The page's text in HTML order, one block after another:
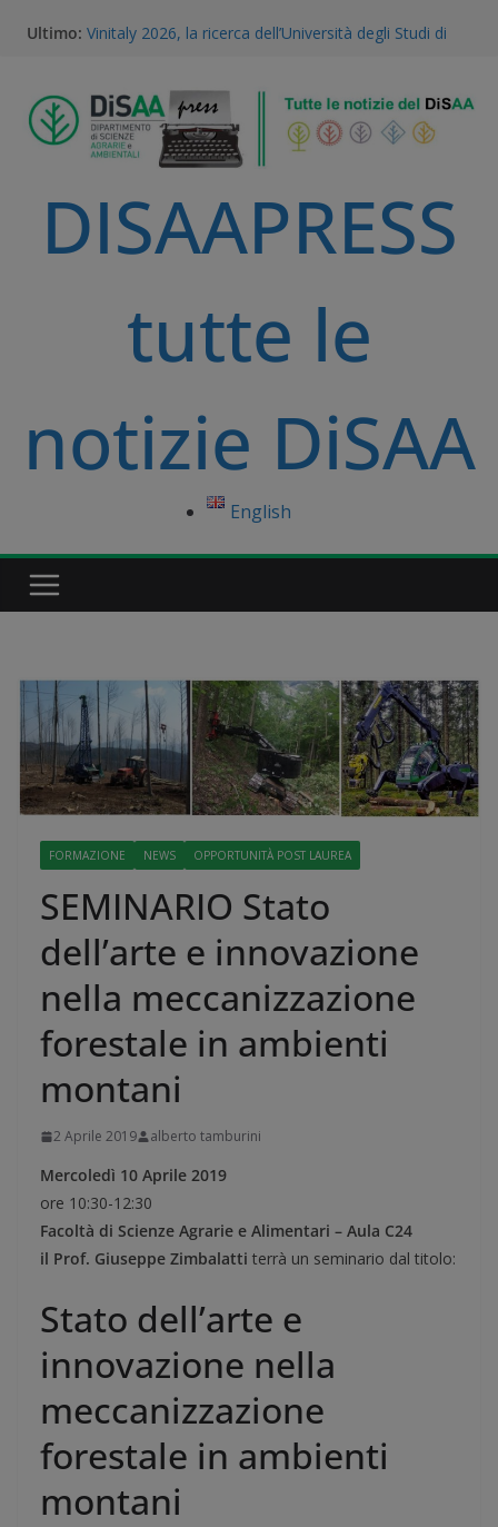
Ultimo: Vinitaly 2026, la ricerca dell’Università degli Studi di
Agroecologica: l’Unicità del Database AGROSUS
TEA, ricerca e proprietà intellettuale: l’expertise
scientifico della Statale di Milano al convegno
nazionale dell’Accademia dei Georgofili
Europeo è una svolta per la ricerca e l’agricoltura
sostenibile
A Volta Mantovana nasce il Mantua PSID, il primo
DISAAPRESS
tutte le
notizie DiSAA
English
FORMAZIONE NEWS OPPORTUNITÀ POST LAUREA
SEMINARIO Stato
dell’arte e innovazione
nella meccanizzazione
forestale in ambienti
montani
2 Aprile 2019 alberto tamburini
Mercoledì 10 Aprile 2019
ore 10:30-12:30
Facoltà di Scienze Agrarie e Alimentari – Aula C24
il Prof. Giuseppe Zimbalatti terrà un seminario dal titolo:
Stato dell’arte e
innovazione nella
meccanizzazione
forestale in ambienti
montani